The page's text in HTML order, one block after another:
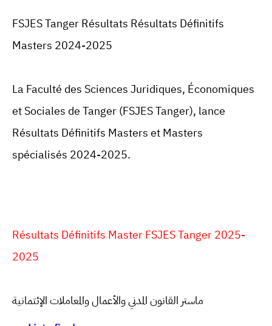
FSJES Tanger Résultats Résultats Définitifs
Masters 2024-2025
La Faculté des Sciences Juridiques, Économiques
et Sociales deTanger(FSJESTanger), lance
Résultats Définitifs Masters et Masters
spécialisés 2024-2025.
Résultats Définitifs Master FSJES Tanger 2025-
2025
ماستر القانون المدني والأعمال والمعاملات الإئتمانية